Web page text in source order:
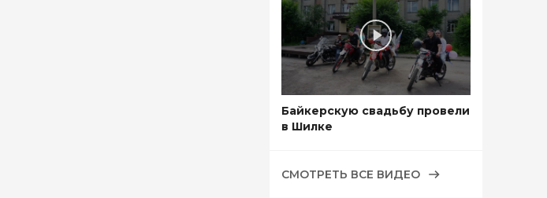
Байкерскую свадьбу провели
в Шилке
СМОТРЕТЬ ВСЕ ВИДЕО